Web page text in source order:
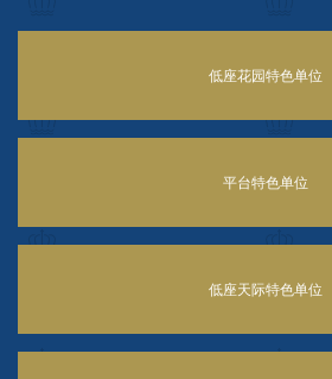
低座花园特色单位
平台特色单位
低座天际特色单位